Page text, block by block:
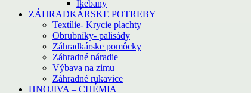
Ikebany
ZÁHRADKÁRSKE POTREBY
Textílie- Krycie plachty
Obrubníky- palisády
Záhradkárske pomôcky
Záhradné náradie
Výbava na zimu
Záhradné rukavice
HNOJIVA – CHÉMIA